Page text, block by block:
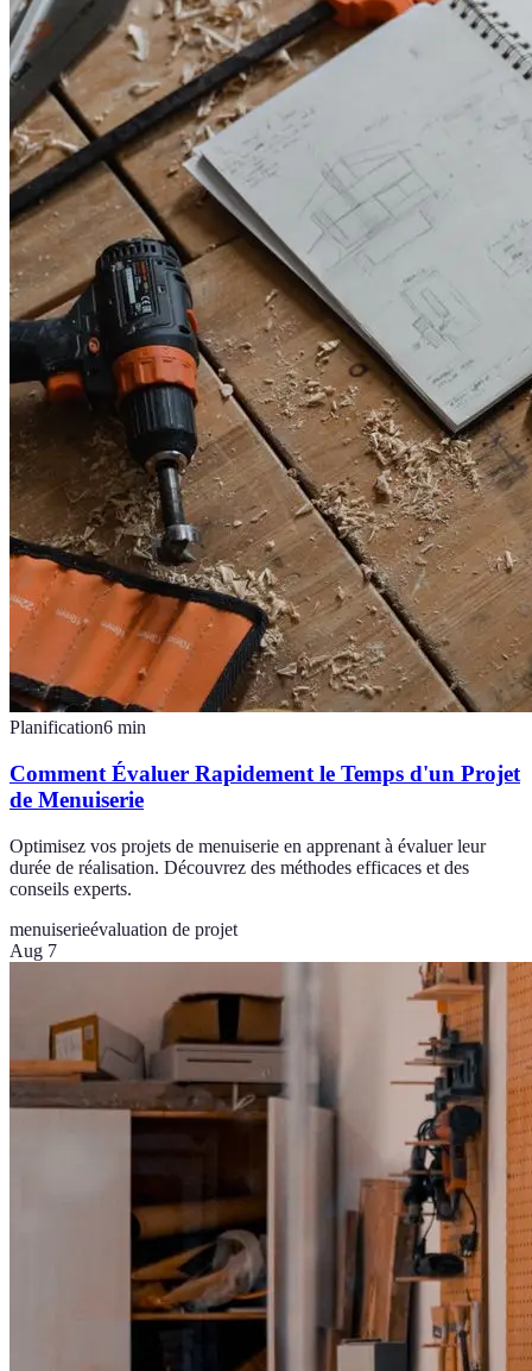
Planification6 min
Comment Évaluer Rapidement le Temps d'un Projet
de Menuiserie
Optimisez vos projets de menuiserie en apprenant à évaluer leur
durée de réalisation. Découvrez des méthodes efficaces et des
conseils experts.
menuiserieévaluation de projet
Aug 7